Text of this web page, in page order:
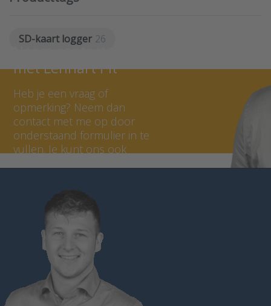
SD-kaart logger 26
Neem contact op
met Lennart Pit
Heb je een vraag of
opmerking? Neem dan
contact met me op door
onderstaand formulier in te
vullen. Je kunt ons ook